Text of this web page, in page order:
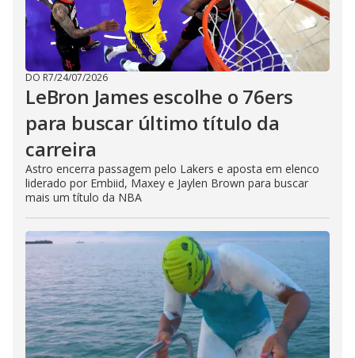
DO R7/24/07/2026
LeBron James escolhe o 76ers
para buscar último título da
carreira
Astro encerra passagem pelo Lakers e aposta em elenco
liderado por Embiid, Maxey e Jaylen Brown para buscar
mais um título da NBA